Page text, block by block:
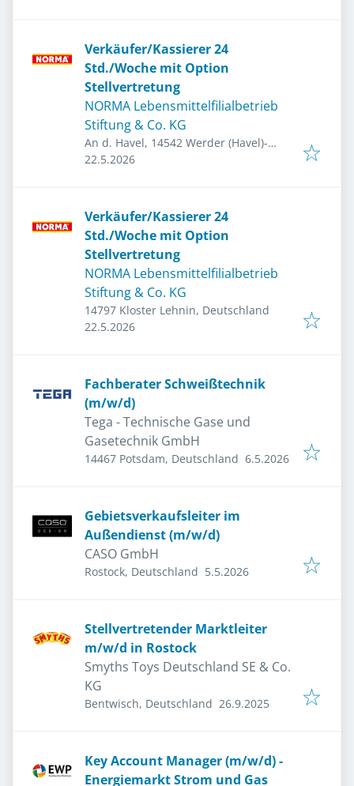
Verkäufer/Kassierer 24
Std./Woche mit Option
Stellvertretung
NORMA Lebensmittelfilialbetrieb
Stiftung & Co. KG
An d. Havel, 14542 Werder (Havel)-
Töplitz, Deutschland
Veröffentlicht
22.5.2026
Verkäufer/Kassierer 24
Std./Woche mit Option
Stellvertretung
NORMA Lebensmittelfilialbetrieb
Stiftung & Co. KG
14797 Kloster Lehnin, Deutschland
Veröffentlicht
22.5.2026
Fachberater Schweißtechnik
(m/w/d)
Tega - Technische Gase und
Gasetechnik GmbH
14467 Potsdam, Deutschland Veröffentlicht:
6.5.2026
Gebietsverkaufsleiter im
Außendienst (m/w/d)
CASO GmbH
Rostock, Deutschland Veröffentlicht
5.5.2026
Stellvertretender Marktleiter
m/w/d in Rostock
Smyths Toys Deutschland SE & Co.
KG
Bentwisch, Deutschland Veröffentlicht
26.9.2025
Key Account Manager (m/w/d) -
Energiemarkt Strom und Gas